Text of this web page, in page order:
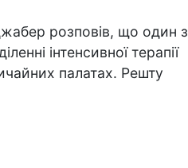
розповів, що один з
інтенсивної терапії
палатах. Решту